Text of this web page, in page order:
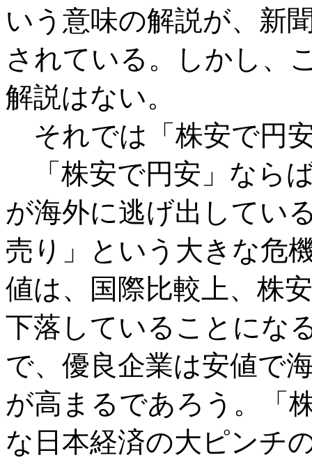
いう意味の解説が、新
されている。しかし、
解説はない。
それでは「株安で円
「株安で円安」なら
が海外に逃げ出してい
売り」という大きな危
値は、国際比較上、株
下落していることにな
で、優良企業は安値で
が高まるであろう。「
な日本経済の大ピンチ